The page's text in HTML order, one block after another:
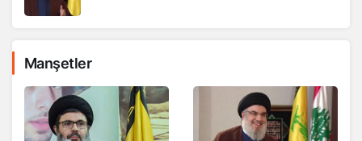
Manşetler